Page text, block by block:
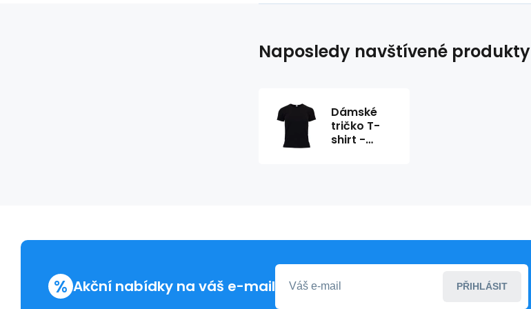
Naposledy navštívené produkty
Dámské
tričko T-
shirt -
% Akční nabídky na váš e-mail PŘIHLÁSIT